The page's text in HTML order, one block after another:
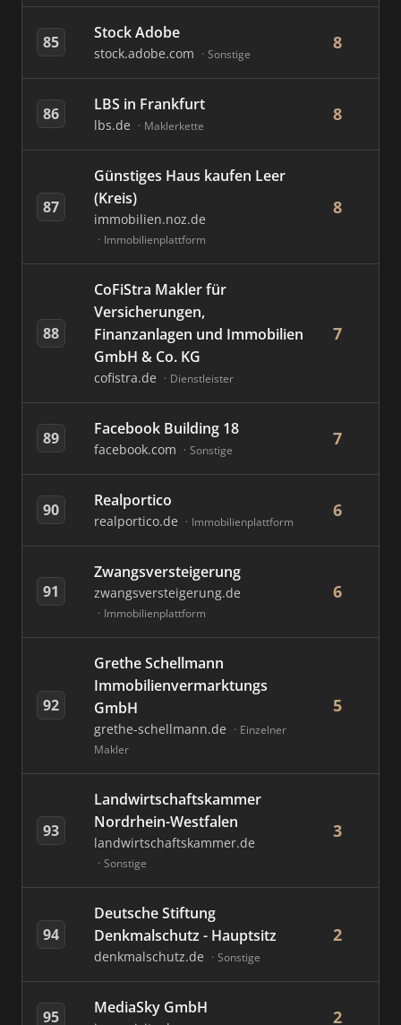
85 Stock Adobe
stock.adobe.com Sonstige
8
86 LBS in Frankfurt
lbs.de Maklerkette
8
87
Günstiges Haus kaufen Leer
(Kreis)
immobilien.noz.de
Immobilienplattform
8
88
CoFiStra Makler für
Versicherungen,
Finanzanlagen und Immobilien
GmbH & Co. KG
cofistra.de Dienstleister
7
89 Facebook Building 18
facebook.com Sonstige
7
90 Realportico
realportico.de Immobilienplattform
6
91
Zwangsversteigerung
zwangsversteigerung.de
Immobilienplattform
6
92
Grethe Schellmann
Immobilienvermarktungs
GmbH
grethe-schellmann.de
Einzelner
Makler
5
93
Landwirtschaftskammer
Nordrhein-Westfalen
landwirtschaftskammer.de
Sonstige
3
94
Deutsche Stiftung
Denkmalschutz - Hauptsitz
denkmalschutz.de Sonstige
2
95 MediaSky GmbH 2